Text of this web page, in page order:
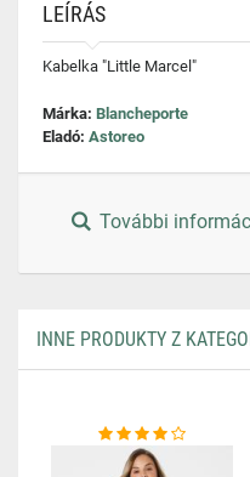
LEÍRÁS
Kabelka "Little Marcel"
Márka: Blancheporte
Eladó: Astoreo
További
INNE PRODUKTY Z